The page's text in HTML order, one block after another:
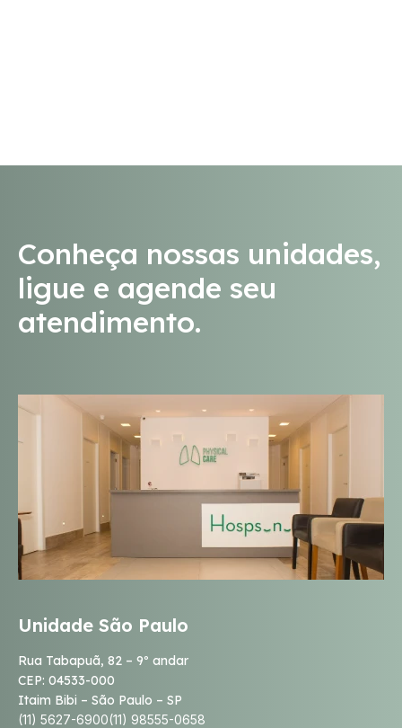
Conheça nossas unidades,
ligue e agende seu
atendimento.
Unidade São Paulo
Rua Tabapuã, 82 – 9º andar
CEP: 04533-000
Itaim Bibi – São Paulo – SP
(11) 5627-6900(11) 98555-0658